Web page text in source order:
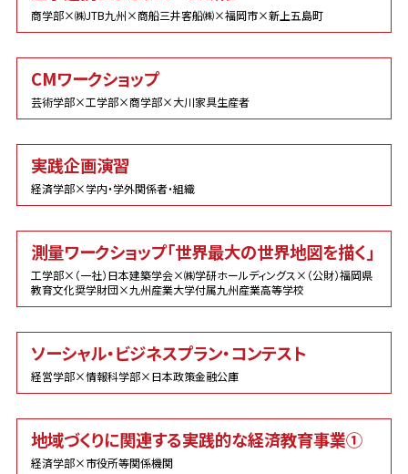
商学部×㈱JTB九州×商船三井客船㈱×福岡市×新上五島町
CMワークショップ
芸術学部×工学部×商学部×大川家具生産者
実践企画演習
経済学部×学内・学外関係者・組織
測量ワークショップ「世界最大の世界地図を描く」
工学部×（一社）日本建築学会×㈱学研ホールディングス×（公財）福岡県
教育文化奨学財団×九州産業大学付属九州産業高等学校
ソーシャル・ビジネスプラン・コンテスト
経営学部×情報科学部×日本政策金融公庫
地域づくりに関連する実践的な経済教育事業①
経済学部×市役所等関係機関